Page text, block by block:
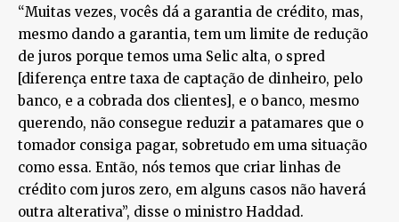
“Muitas vezes, vocês dá a garantia de crédito, mas,
mesmo dando a garantia, tem um limite de redução
de juros porque temos uma Selic alta, o spred
[diferença entre taxa de captação de dinheiro, pelo
banco, e a cobrada dos clientes], e o banco, mesmo
querendo, não consegue reduzir a patamares que o
tomador consiga pagar, sobretudo em uma situação
como essa. Então, nós temos que criar linhas de
crédito com juros zero, em alguns casos não haverá
outra alterativa”, disse o ministro Haddad.